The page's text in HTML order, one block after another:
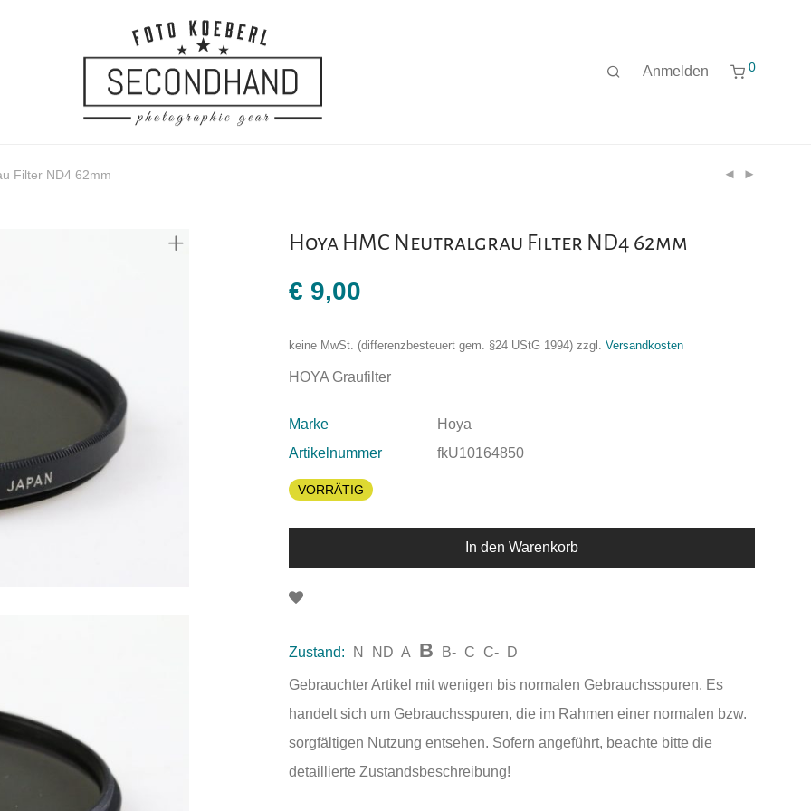
Anmelden 0
Filter ND4 62mm
Hoya HMC Neutralgrau Filter ND4 62mm
€ 9,00
keine MwSt. (differenzbesteuert gem. §24 UStG 1994) zzgl. Versandkosten
HOYA Graufilter
Marke
Hoya
Artikelnummer
fkU10164850
VORRÄTIG
In den Warenkorb
Zustand: N ND A B B- C C- D
Gebrauchter Artikel mit wenigen bis normalen Gebrauchsspuren. Es
handelt sich um Gebrauchsspuren, die im Rahmen einer normalen bzw.
sorgfältigen Nutzung entsehen. Sofern angeführt, beachte bitte die
detaillierte Zustandsbeschreibung!